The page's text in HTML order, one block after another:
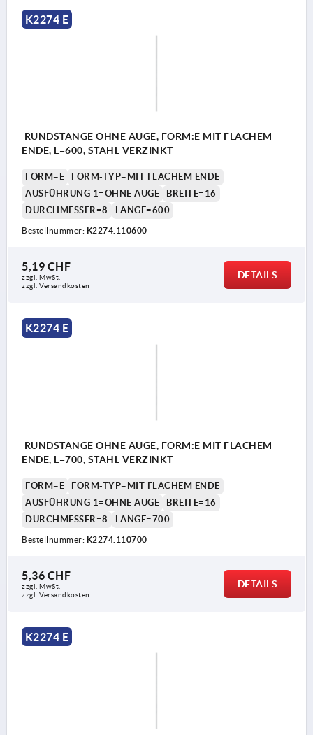
K2274 E
RUNDSTANGE OHNE AUGE, FORM:E MIT FLACHEM
ENDE, L=600, STAHL VERZINKT
FORM=E
FORM-TYP=MIT FLACHEM ENDE
AUSFÜHRUNG 1=OHNE AUGE
BREITE=16
DURCHMESSER=8
LÄNGE=600
Bestellnummer: K2274.110600
5,19 CHF
zzgl. MwSt.
zzgl. Versandkosten
DETAILS
K2274 E
RUNDSTANGE OHNE AUGE, FORM:E MIT FLACHEM
ENDE, L=700, STAHL VERZINKT
FORM=E
FORM-TYP=MIT FLACHEM ENDE
AUSFÜHRUNG 1=OHNE AUGE
BREITE=16
DURCHMESSER=8
LÄNGE=700
Bestellnummer: K2274.110700
5,36 CHF
zzgl. MwSt.
zzgl. Versandkosten
DETAILS
K2274 E